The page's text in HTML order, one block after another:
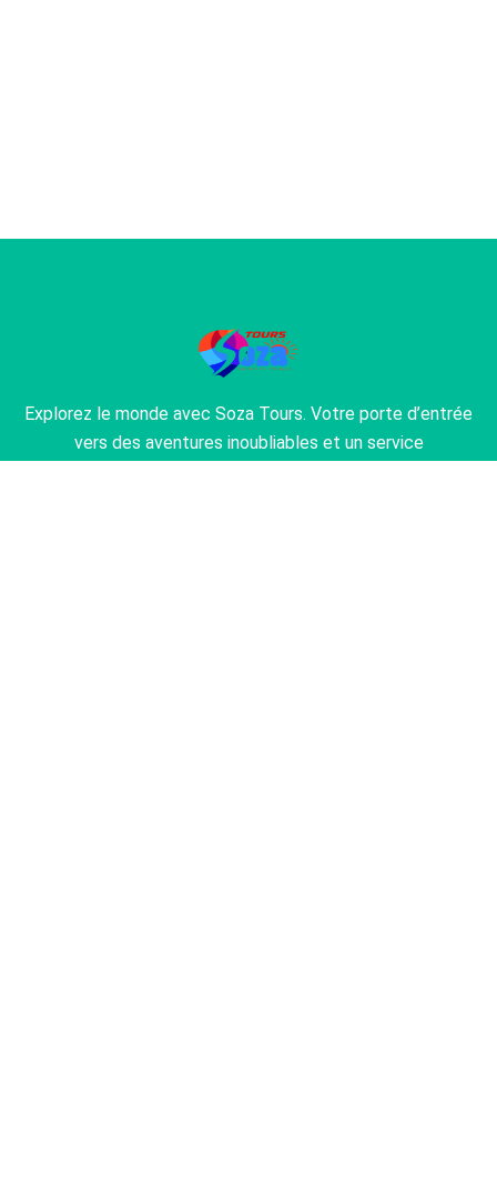
Explorez le monde avec Soza Tours. Votre porte d’entrée
vers des aventures inoubliables et un service